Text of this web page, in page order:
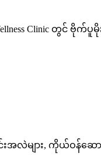
Clinic တွင် ဗို
လဲများ, ကိုယ်ဝန်ဆေ